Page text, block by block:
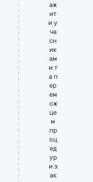
аж
ит
и у
ча
сн
ик
ам
и т
а п
ер
ем
ож
це
м
пр
оц
ед
ур
и з
ак